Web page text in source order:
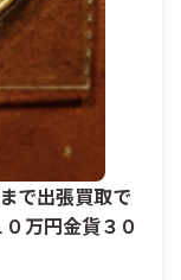
で出張買取で
万円金貨３０